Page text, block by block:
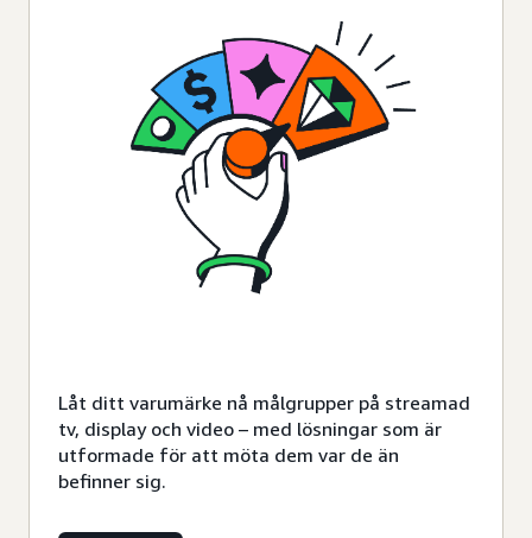
Låt ditt varumärke nå målgrupper på streamad
tv, display och video – med lösningar som är
utformade för att möta dem var de än
befinner sig.